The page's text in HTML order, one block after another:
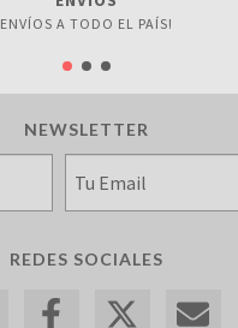
ENVÍOS A TODO EL PAÍS!
NEWSLETTER
REDES SOCIALES